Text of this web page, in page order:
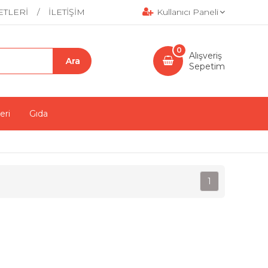
İLETİŞİM Kullanıcı Paneli
Alışveriş
Sepetim
0
Gıda
1